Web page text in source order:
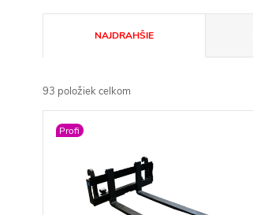
a
d
e
NAJDRAHŠIE
93 položiek celkom
VProfi